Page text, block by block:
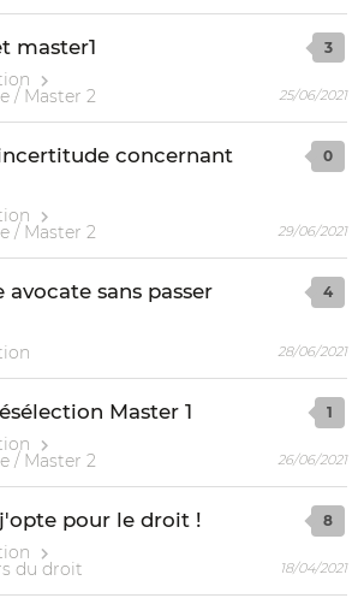
master1
/ Master 2
3
25/06/2021
concernant
/ Master 2
0
29/06/2021
avocate sans passer
4
28/06/2021
Master 1
/ Master 2
1
26/06/2021
pour le droit !
du droit
8
18/04/2021